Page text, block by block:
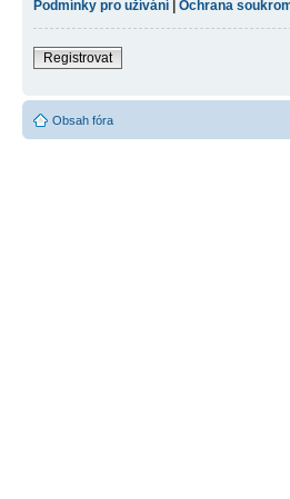
Podmínky pro užívání | Ochrana
Registrovat
Obsah fóra